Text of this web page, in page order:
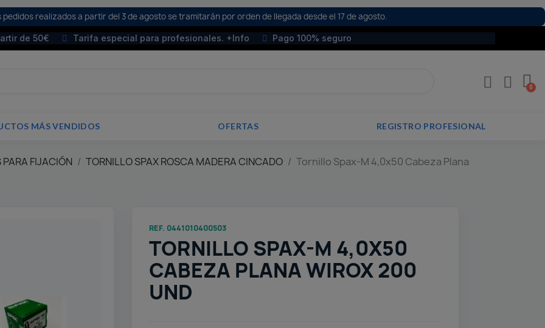
realizados a partir del 3 de agosto se tramitarán por orden de llegada desde el 17 de agosto.
de 50€ Tarifa especial para profesionales. +Info Pago 100% seguro
MÁS VENDIDOS OFERTAS REGISTRO PROFESIONAL
FIJACIÓN TORNILLO SPAX ROSCA MADERA CINCADO Tornillo Spax-M 4,0x50 Cabeza Plana
REF. 0441010400503
TORNILLO SPAX-M 4,0X50
CABEZA PLANA WIROX 200
UND